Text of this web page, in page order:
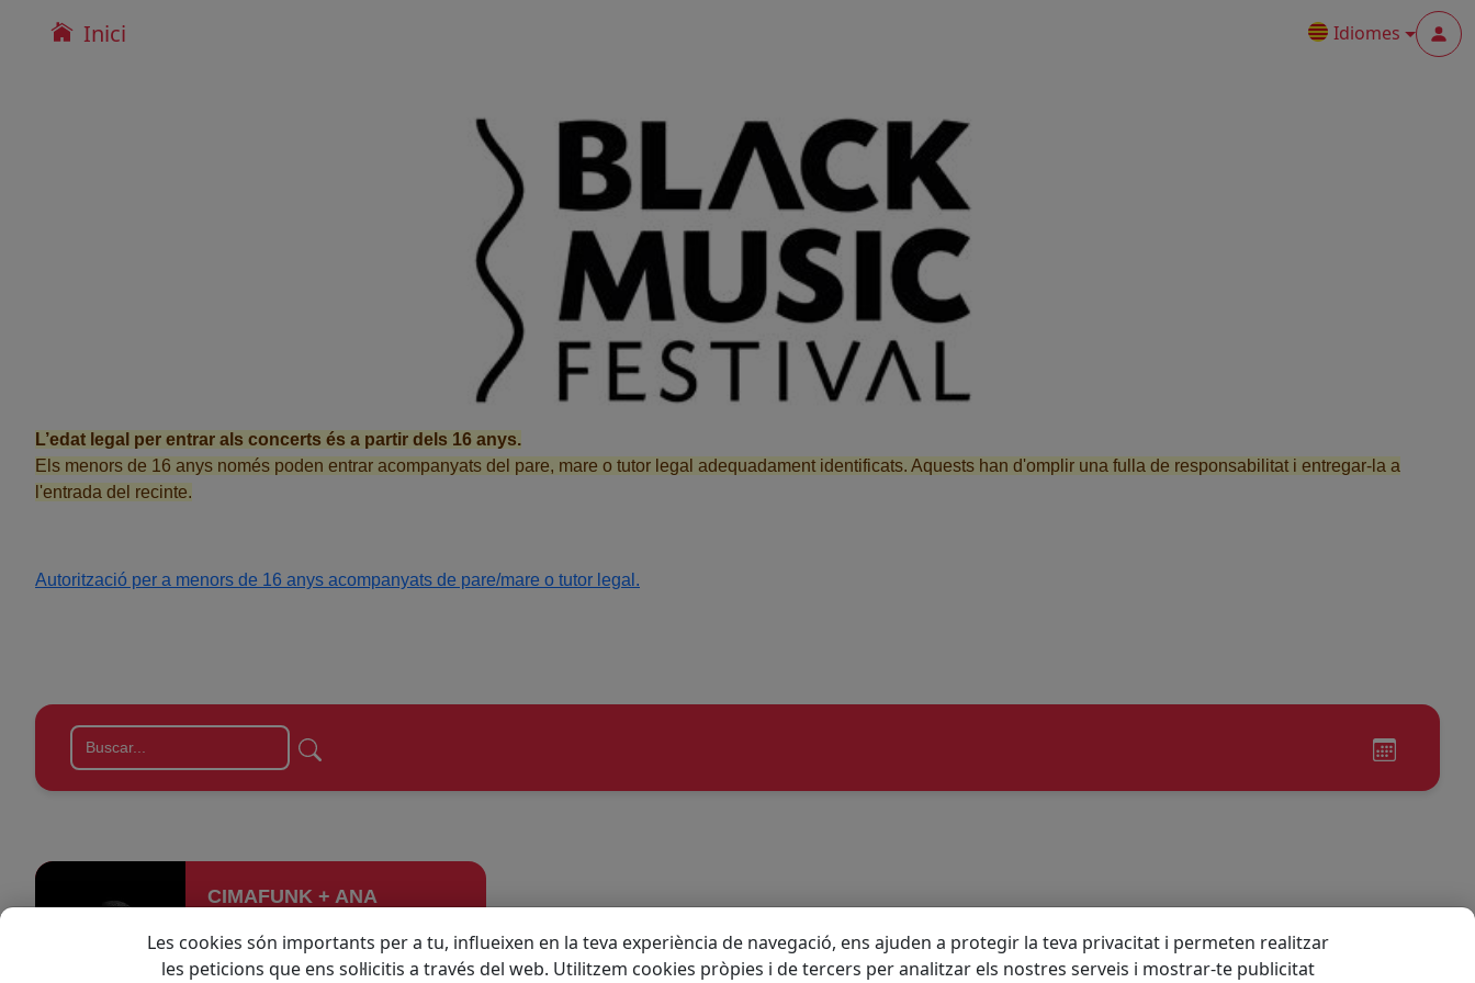
Inici Idiomes
L’edat legal per entrar als concerts és a partir dels 16 anys.
Els menors de 16 anys només poden entrar acompanyats del pare, mare o tutor legal adequadament identificats. Aquests han d'omplir una fulla de responsabilitat i entregar-la a
l'entrada del recinte.
Autorització per a menors de 16 anys acompanyats de pare/mare o tutor legal.
ONLINE
CIMAFUNK + ANA
10 oct. 2026
20:30 h
Les cookies són importants per a tu, influeixen en la teva experiència de navegació, ens ajuden a protegir la teva privacitat i permeten realitzar
les peticions que ens sol·licitis a través del web. Utilitzem cookies pròpies i de tercers per analitzar els nostres serveis i mostrar-te publicitat